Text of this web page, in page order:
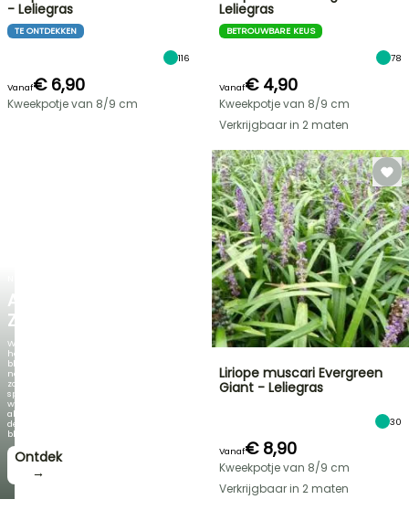
AGAPANTHUS
ZAMBEZI
Wanneer
het
blad
net
zo
spectaculair
wordt
als
de
bloei!
Ontdek
→
- Leliegras
TE ONTDEKKEN
116
Vanaf€ 6,90
Kweekpotje van 8/9 cm
Leliegras
BETROUWBARE KEUS
78
Vanaf€ 4,90
Kweekpotje van 8/9 cm
Verkrijgbaar in 2 maten
Liriope muscari Evergreen
Giant - Leliegras
30
Vanaf€ 8,90
Kweekpotje van 8/9 cm
Verkrijgbaar in 2 maten